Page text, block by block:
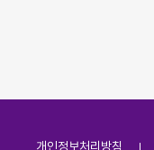
개인정보처리방침